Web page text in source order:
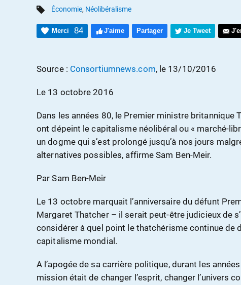
Économie, Néolibéralisme
Merci 84 J'aime Partager Je Tweet
Source : Consortiumnews.com, le 13/10/2016
Le 13 octobre 2016
Dans les années 80, le Premier ministre britannique
ont dépeint le capitalisme néolibéral ou « marché-
un dogme qui s’est prolongé jusqu’à nos jours
alternatives possibles, affirme Sam Ben-Meir.
Par Sam Ben-Meir
Le 13 octobre marquait l’anniversaire du défunt
Margaret Thatcher – il serait peut-être judicieux de
considérer à quel point le thatchérisme continue de
capitalisme mondial.
A l’apogée de sa carrière politique, durant les
mission était de changer l’esprit, changer l’univers